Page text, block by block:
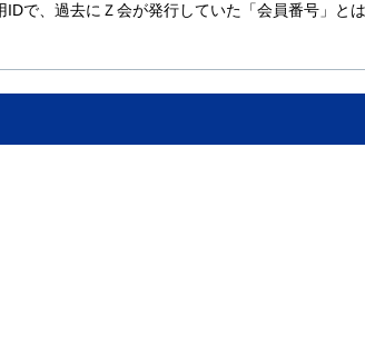
で、過去にＺ会が発行していた「会員番号」と